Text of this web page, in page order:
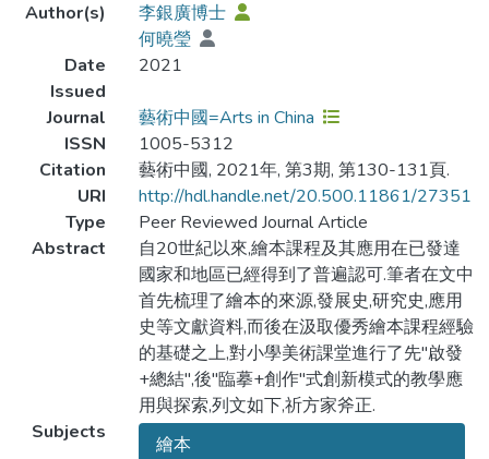
Author(s)
李銀廣博士
何曉瑩
Date
Issued
2021
Journal
藝術中國=Arts in China
ISSN
1005-5312
Citation
藝術中國, 2021年, 第3期, 第130-131頁.
URI
http://hdl.handle.net/20.500.11861/27351
Type
Peer Reviewed Journal Article
Abstract
自20世紀以來,繪本課程及其應用在已發達
國家和地區已經得到了普遍認可.筆者在文中
首先梳理了繪本的來源,發展史,研究史,應用
史等文獻資料,而後在汲取優秀繪本課程經驗
的基礎之上,對小學美術課堂進行了先"啟發
+總結",後"臨摹+創作"式創新模式的教學應
用與探索,列文如下,祈方家斧正.
Subjects
繪本